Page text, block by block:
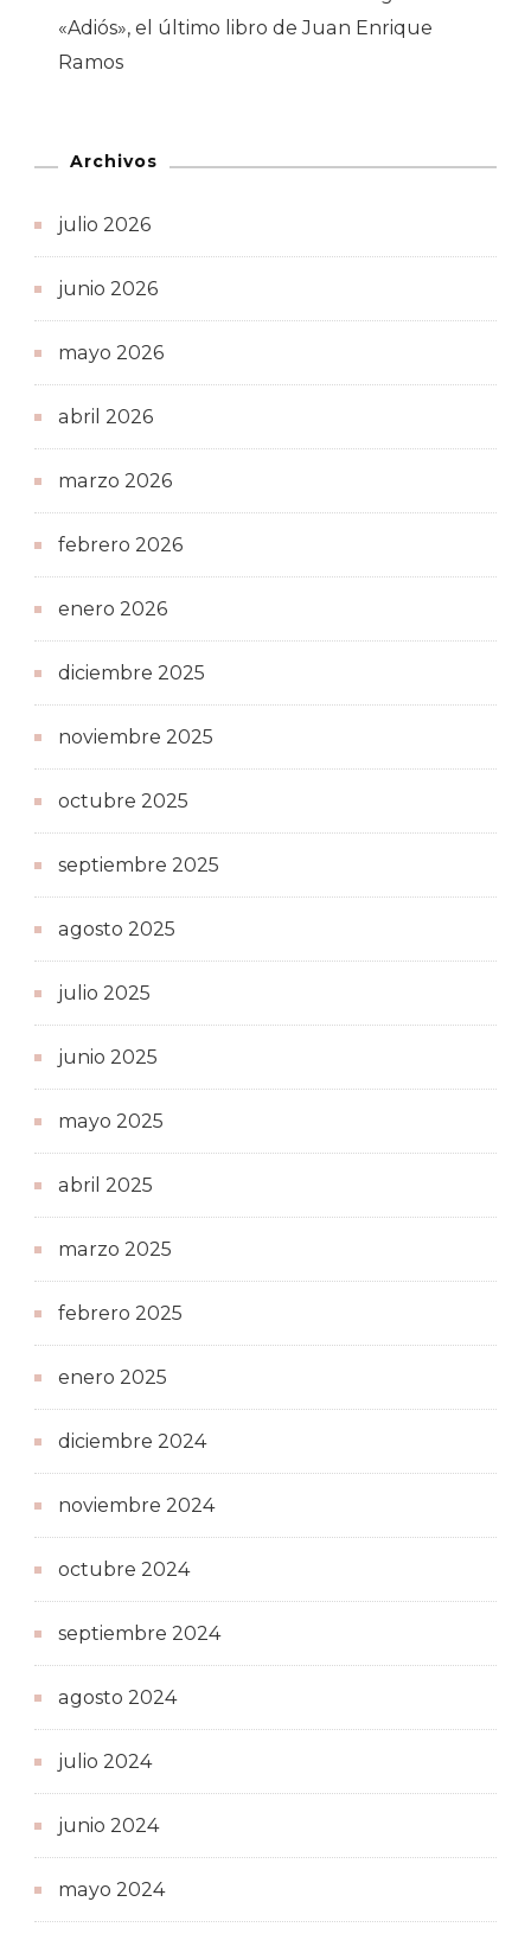
«Adiós», el último libro de Juan Enrique
Ramos
Archivos
julio 2026
junio 2026
mayo 2026
abril 2026
marzo 2026
febrero 2026
enero 2026
diciembre 2025
noviembre 2025
octubre 2025
septiembre 2025
agosto 2025
julio 2025
junio 2025
mayo 2025
abril 2025
marzo 2025
febrero 2025
enero 2025
diciembre 2024
noviembre 2024
octubre 2024
septiembre 2024
agosto 2024
julio 2024
junio 2024
mayo 2024